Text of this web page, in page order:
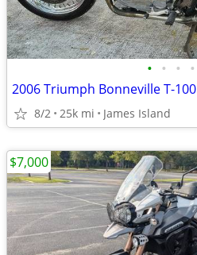
• • • •
2006 Triumph Bonneville T-100
8/2 25k mi James Island
$7,000